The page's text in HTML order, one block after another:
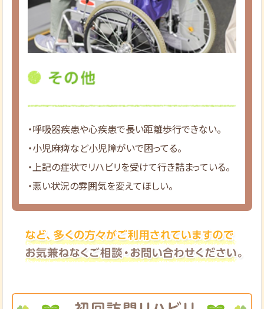
・呼吸器疾患や心疾患で長い距離歩行できない。
・小児麻痺など小児障がいで困ってる。
・上記の症状でリハビリを受けて行き詰まっている。
・悪い状況の雰囲気を変えてほしい。